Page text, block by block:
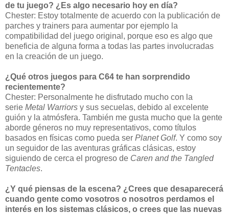
de tu juego? ¿Es algo necesario hoy en día?
Chester: Estoy totalmente de acuerdo con la publicación de
parches y trainers para aumentar por ejemplo la
compatibilidad del juego original, porque eso es algo que
beneficia de alguna forma a todas las partes involucradas
en la creación de un juego.
¿Qué otros juegos para C64 te han sorprendido
recientemente?
Chester: Personalmente he disfrutado mucho con la
serie Metal Warriors y sus secuelas, debido al excelente
guión y la atmósfera. También me gusta mucho que la gente
aborde géneros no muy representativos, como títulos
basados en físicas como pueda ser Planet Golf. Y como soy
un seguidor de las aventuras gráficas clásicas, estoy
siguiendo de cerca el progreso de Caren and the Tangled
Tentacles.
¿Y qué piensas de la escena? ¿Crees que desaparecerá
cuando gente como vosotros o nosotros perdamos el
interés en los sistemas clásicos, o crees que las nuevas